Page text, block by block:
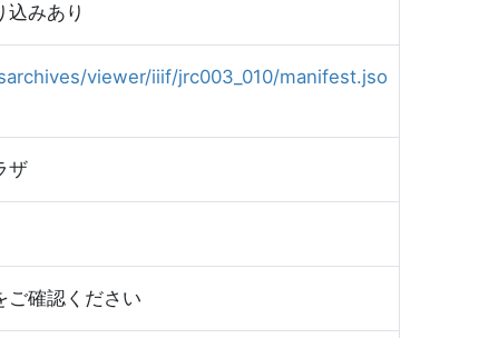
込みあり
viewer/iiif/jrc003_010/manifest.jso
ザ
ご確認ください